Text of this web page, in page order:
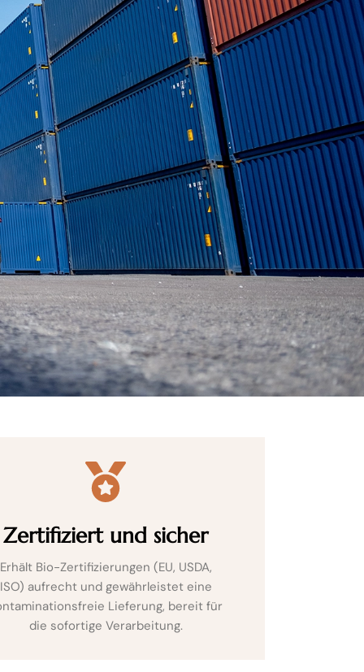
Zertifiziert und sicher
Erhält Bio-Zertifizierungen (EU, USDA,
ISO) aufrecht und gewährleistet eine
Lieferung, bereit für
die sofortige Verarbeitung.